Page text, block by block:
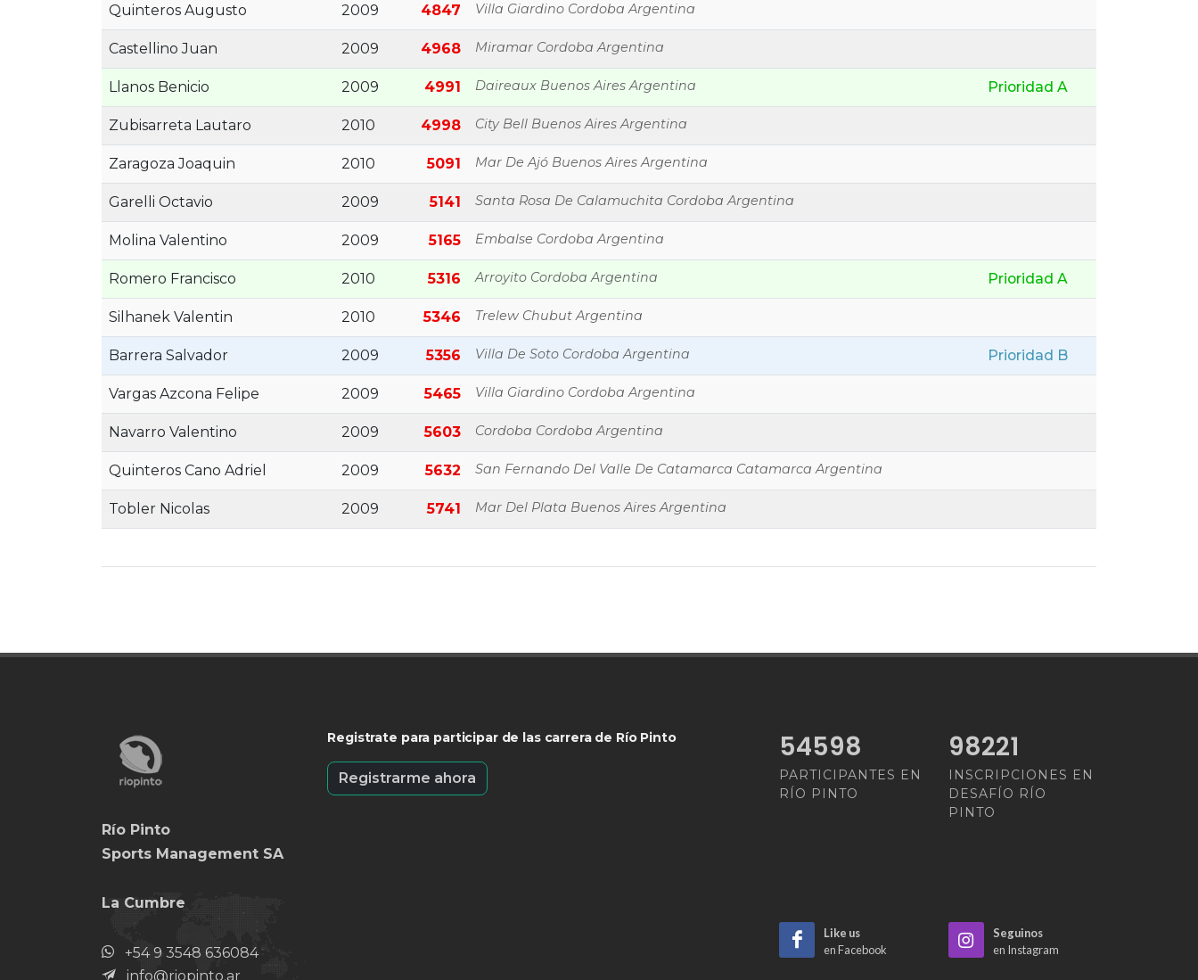
Quinteros Augusto 2009 4847 Villa Giardino Cordoba Argentina
Castellino Juan 2009 4968 Miramar Cordoba Argentina
Llanos Benicio 2009 4991 Daireaux Buenos Aires Argentina Prioridad A
Zubisarreta Lautaro 2010 4998 City Bell Buenos Aires Argentina
Zaragoza Joaquin 2010 5091 Mar De Ajó Buenos Aires Argentina
Garelli Octavio 2009 5141 Santa Rosa De Calamuchita Cordoba Argentina
Molina Valentino 2009 5165 Embalse Cordoba Argentina
Romero Francisco 2010 5316 Arroyito Cordoba Argentina Prioridad A
Silhanek Valentin 2010 5346 Trelew Chubut Argentina
Barrera Salvador 2009 5356 Villa De Soto Cordoba Argentina Prioridad B
Vargas Azcona Felipe 2009 5465 Villa Giardino Cordoba Argentina
Navarro Valentino 2009 5603 Cordoba Cordoba Argentina
Quinteros Cano Adriel 2009 5632 San Fernando Del Valle De Catamarca Catamarca Argentina
Tobler Nicolas 2009 5741 Mar Del Plata Buenos Aires Argentina
Río Pinto
Sports Management SA
La Cumbre
+54 9 3548 636084
info@riopinto.ar
Registrate para participar de las carrera de Río Pinto
Registrarme ahora
62855
PARTICIPANTES EN
RÍO PINTO
98221
INSCRIPCIONES EN
DESAFÍO RÍO
PINTO
Like us
en Facebook
Seguinos
en Instagram